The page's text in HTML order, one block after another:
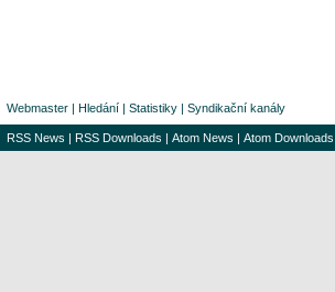
Webmaster | Hledání | Statistiky | Syndikační kanály
RSS News | RSS Downloads | Atom News | Atom Downloads